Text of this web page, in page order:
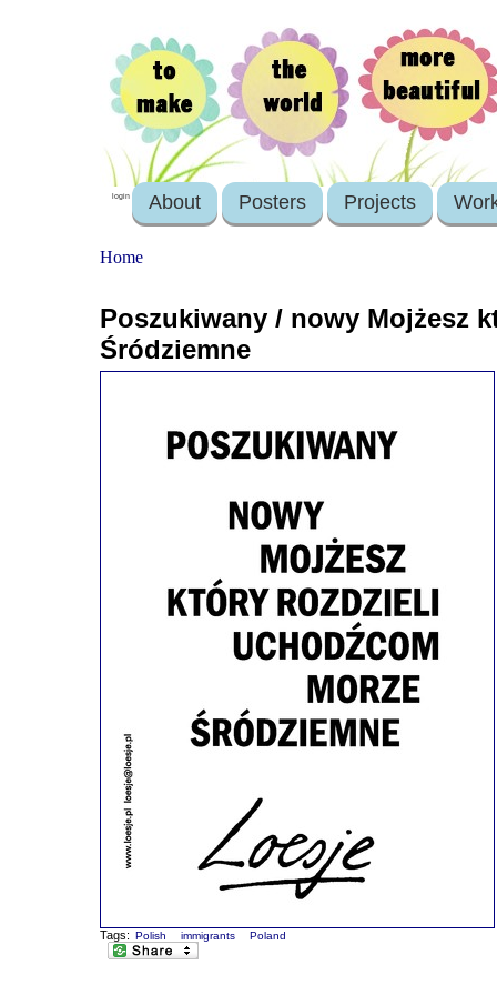
login About Posters Projects
Home
Poszukiwany / nowy Mojżesz
Śródziemne
Tags: Polish immigrants Poland